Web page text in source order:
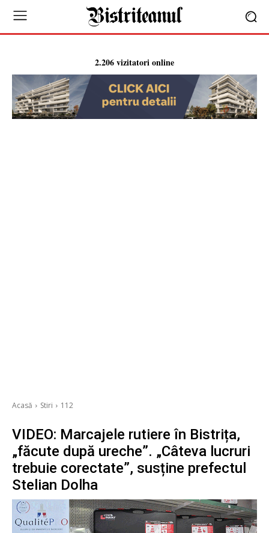
2.206 vizitatori online
Acasă Stiri 112
VIDEO: Marcajele rutiere în Bistrița,
„făcute după ureche”. „Câteva lucruri
trebuie corectate”, susține prefectul
Stelian Dolha